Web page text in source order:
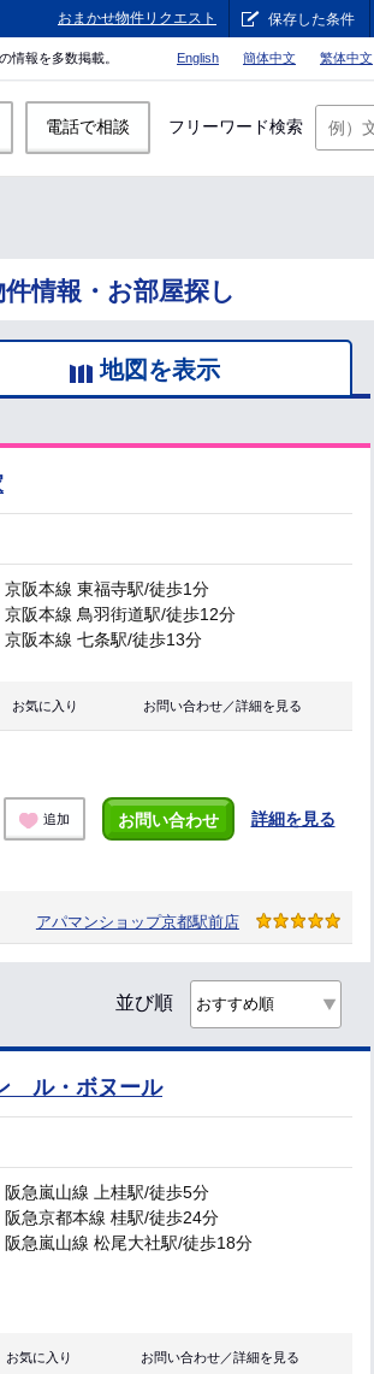
おまかせ物件リクエスト 保存した条件
情報を多数掲載。 English 簡体中文 繁体中文
電話で相談 フリーワード検索
情報・お部屋探し
地図を表示
京阪本線 東福寺駅/徒歩1分
京阪本線 鳥羽街道駅/徒歩12分
京阪本線 七条駅/徒歩13分
お気に入り お問い合わせ／詳細を見る
追加 お問い合わせ 詳細を見る
アパマンショップ京都駅前店
並び順
ル・ボヌール
阪急嵐山線 上桂駅/徒歩5分
阪急京都本線 桂駅/徒歩24分
阪急嵐山線 松尾大社駅/徒歩18分
お気に入り お問い合わせ／詳細を見る